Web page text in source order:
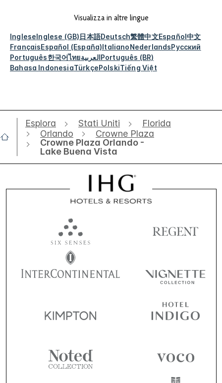
Visualizza in altre lingue
IngleseInglese (GB)日本語Deutsch繁體中文Español中文
FrançaisEspañol (España)ItalianoNederlandsРусский
Português한국어ไทยالعربيةPortuguês (BR)
Bahasa IndonesiaTürkçePolskiTiếng Việt
Esplora Stati Uniti
Florida
Orlando
Crowne Plaza
Crowne Plaza Orlando -
Lake Buena Vista